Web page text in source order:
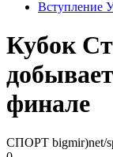
Вступление
Кубок
финале
СПОРТ bigmir)net/